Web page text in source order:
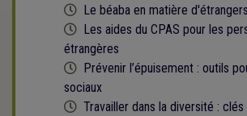
Cette formation est programmée
Le béaba en matière d'étrangers
Cette formation est
Les aides du CPAS pour les
étrangères
Cette formation est
Prévenir l’épuisement : outils
sociaux
Cette formation est
Travailler dans la diversité : clés